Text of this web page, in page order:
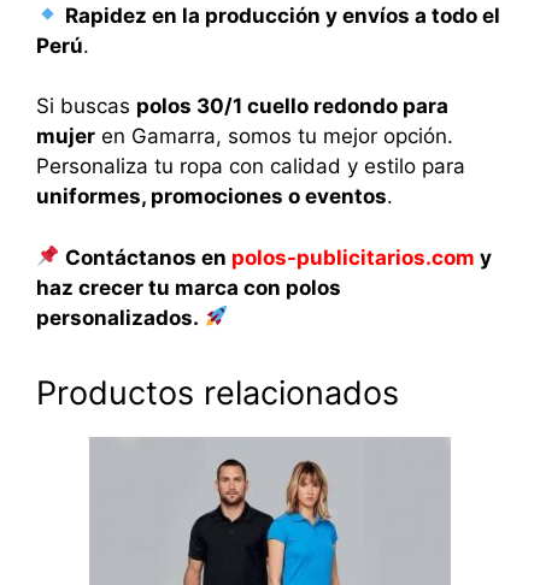
Rapidez en la producción y envíos a todo el
Perú.
Si buscas polos 30/1 cuello redondo para
mujer en Gamarra, somos tu mejor opción.
Personaliza tu ropa con calidad y estilo para
uniformes, promociones o eventos.
Contáctanos en polos-publicitarios.com y
haz crecer tu marca con polos
personalizados.
Productos relacionados